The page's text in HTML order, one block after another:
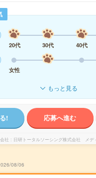
20代
30代 40代
女性
もっと見る
! 応募へ進む
社 日研トータルソーシング株式会社 メデ
08/06